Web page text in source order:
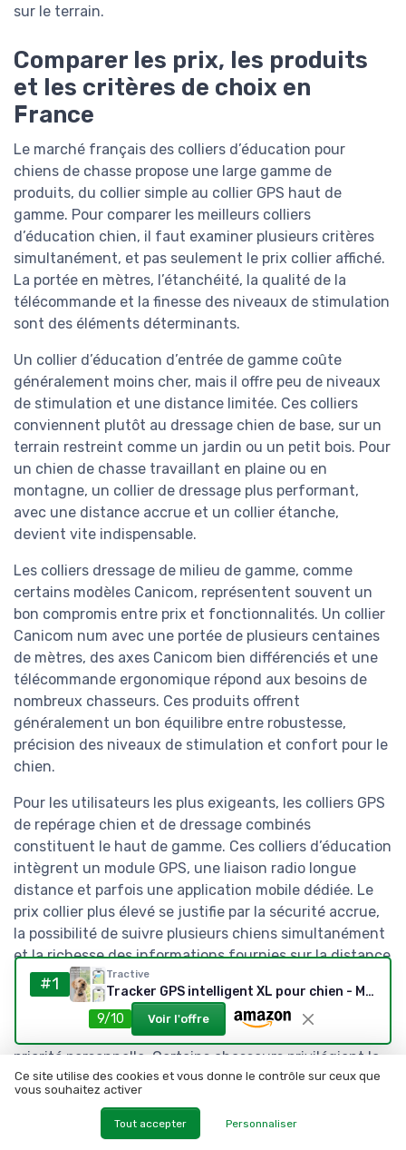
sur le terrain.
Comparer les prix, les produits
et les critères de choix en
France
Le marché français des colliers d’éducation pour
chiens de chasse propose une large gamme de
produits, du collier simple au collier GPS haut de
gamme. Pour comparer les meilleurs colliers
d’éducation chien, il faut examiner plusieurs critères
simultanément, et pas seulement le prix collier affiché.
La portée en mètres, l’étanchéité, la qualité de la
télécommande et la finesse des niveaux de stimulation
sont des éléments déterminants.
Un collier d’éducation d’entrée de gamme coûte
généralement moins cher, mais il offre peu de niveaux
de stimulation et une distance limitée. Ces colliers
conviennent plutôt au dressage chien de base, sur un
terrain restreint comme un jardin ou un petit bois. Pour
un chien de chasse travaillant en plaine ou en
montagne, un collier de dressage plus performant,
avec une distance accrue et un collier étanche,
devient vite indispensable.
Les colliers dressage de milieu de gamme, comme
certains modèles Canicom, représentent souvent un
bon compromis entre prix et fonctionnalités. Un collier
Canicom num avec une portée de plusieurs centaines
de mètres, des axes Canicom bien différenciés et une
télécommande ergonomique répond aux besoins de
nombreux chasseurs. Ces produits offrent
généralement un bon équilibre entre robustesse,
précision des niveaux de stimulation et confort pour le
chien.
Pour les utilisateurs les plus exigeants, les colliers GPS
de repérage chien et de dressage combinés
constituent le haut de gamme. Ces colliers d’éducation
intègrent un module GPS, une liaison radio longue
distance et parfois une application mobile dédiée. Le
prix collier plus élevé se justifie par la sécurité accrue,
la possibilité de suivre plusieurs chiens simultanément
et la richesse des informations fournies sur la distance
et la trajectoire.
Lorsqu’on compare plusieurs colliers d’éducation, il est
utile de classer les options par ordre décroissant de
priorité personnelle. Certains chasseurs privilégient la
portée maximale, d’autres la finesse des niveaux de
chien. Établir une liste claire de critères permet de
choisir le collier d’éducation chien le plus adapté, sans
#1 Tractive
Tracker GPS intelligent XL pour chien - Modèle 2026 - Localisation GPS en direct - Alarme de course et avertissements de santé - Surveillance des signes vitaux - Longue durée de vie de la
9/10
Voir l'offre
Ce site utilise des cookies et vous donne le contrôle sur ceux que
vous souhaitez activer
Tout accepter Personnaliser